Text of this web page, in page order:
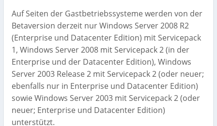
Auf Seiten der Gastbetriebssysteme werden von der
Betaversion derzeit nur Windows Server 2008 R2
(Enterprise und Datacenter Edition) mit Servicepack
1, Windows Server 2008 mit Servicepack 2 (in der
Enterprise und der Datacenter Edition), Windows
Server 2003 Release 2 mit Servicepack 2 (oder neuer;
ebenfalls nur in Enterprise und Datacenter Edition)
sowie Windows Server 2003 mit Servicepack 2 (oder
neuer; Enterprise und Datacenter Edition)
unterstützt.